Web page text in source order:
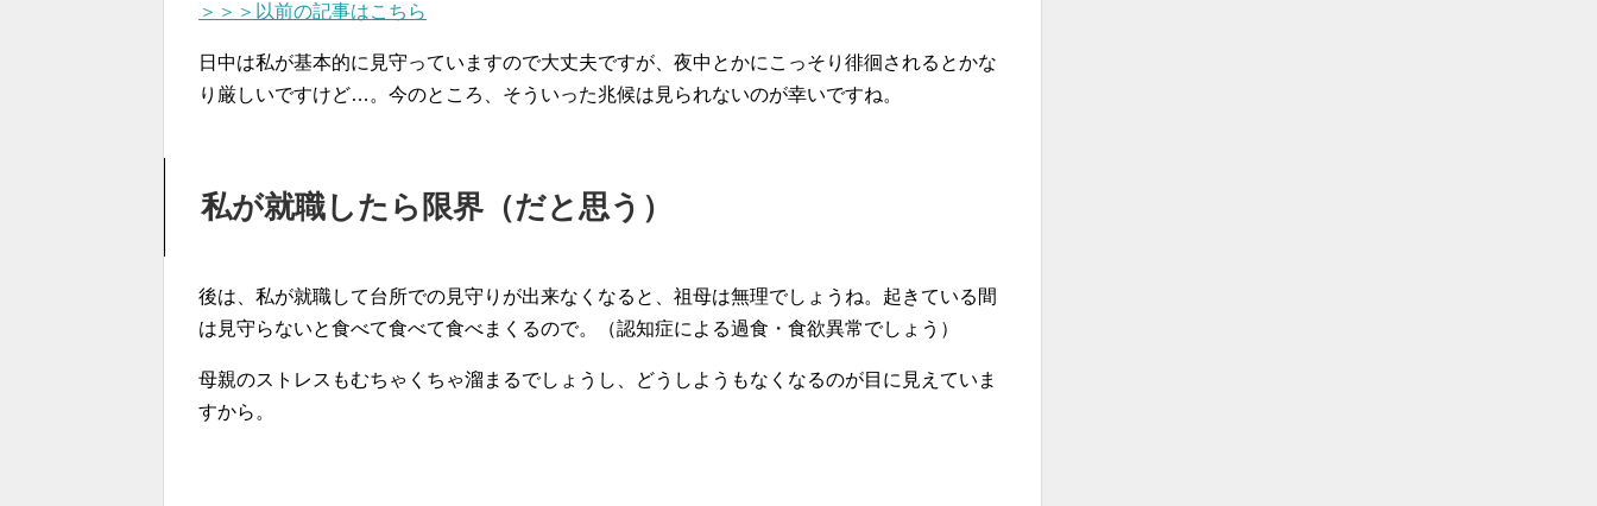
＞＞＞以前の記事はこちら
日中は私が基本的に見守っていますので大丈夫ですが、夜中とかにこっそり徘徊されるとかな
り厳しいですけど…。今のところ、そういった兆候は見られないのが幸いですね。
私が就職したら限界（だと思う）
後は、私が就職して台所での見守りが出来なくなると、祖母は無理でしょうね。起きている間
は見守らないと食べて食べて食べまくるので。（認知症による過食・食欲異常でしょう）
母親のストレスもむちゃくちゃ溜まるでしょうし、どうしようもなくなるのが目に見えていま
すから。